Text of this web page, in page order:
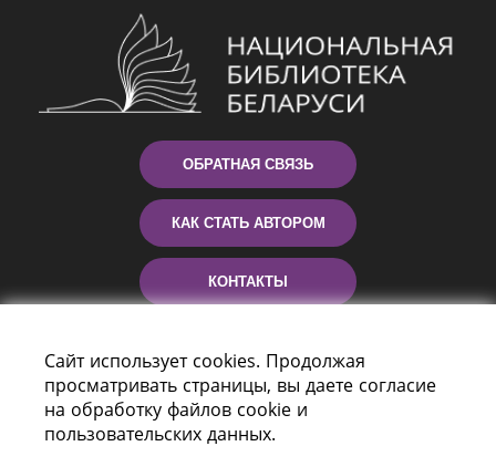
ОБРАТНАЯ СВЯЗЬ
КАК СТАТЬ АВТОРОМ
КОНТАКТЫ
Сайт использует cookies. Продолжая
просматривать страницы, вы даете согласие
на обработку файлов cookie и
пользовательских данных.